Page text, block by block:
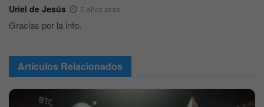
Uriel de Jesús 5 años atrás
Gracias por la info.
Articulos Relacionados